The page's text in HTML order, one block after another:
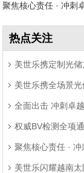
热点关注
美世乐携定制光
题 美世乐携全场景
全面出击 冲刺卓
权威BV检测全项
聚焦核心责任 ·
美世乐闪耀越南